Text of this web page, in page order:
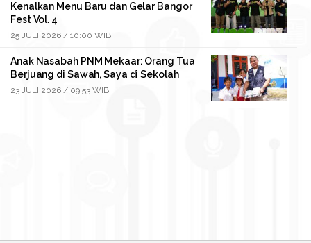
Kenalkan Menu Baru dan Gelar Bangor
Fest Vol. 4
25 JULI 2026 / 10:00 WIB
Anak Nasabah PNM Mekaar: Orang Tua
Berjuang di Sawah, Saya di Sekolah
23 JULI 2026 / 09:53 WIB